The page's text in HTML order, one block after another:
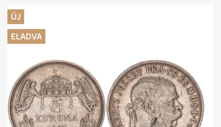
ÚJ
ELADVA